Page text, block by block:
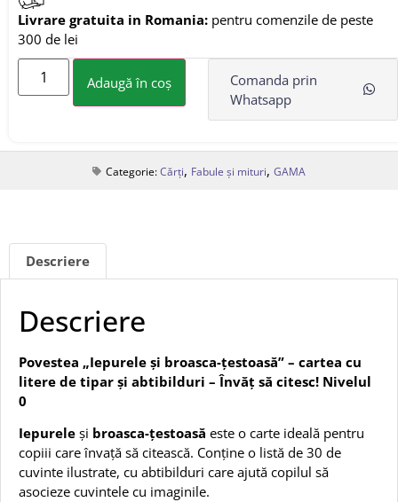
Livrare gratuita in Romania: pentru comenzile de peste
300 de lei
Adaugă în coș
Comanda prin
Whatsapp
Categorie:Cărți, Fabule și mituri, GAMA
Descriere
Descriere
Povestea „Iepurele și broasca-țestoasă” – cartea cu
litere de tipar și abtibilduri – Învăț să citesc! Nivelul
0
Iepurele și broasca-țestoasă este o carte ideală pentru
copiii care învață să citească. Conține o listă de 30 de
cuvinte ilustrate, cu abtibilduri care ajută copilul să
asocieze cuvintele cu imaginile.